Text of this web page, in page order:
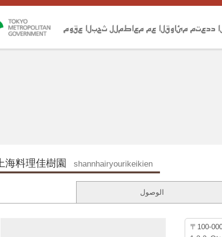
上海料理佳樹園 shannhairyourikeikien
الوصول
〒100-